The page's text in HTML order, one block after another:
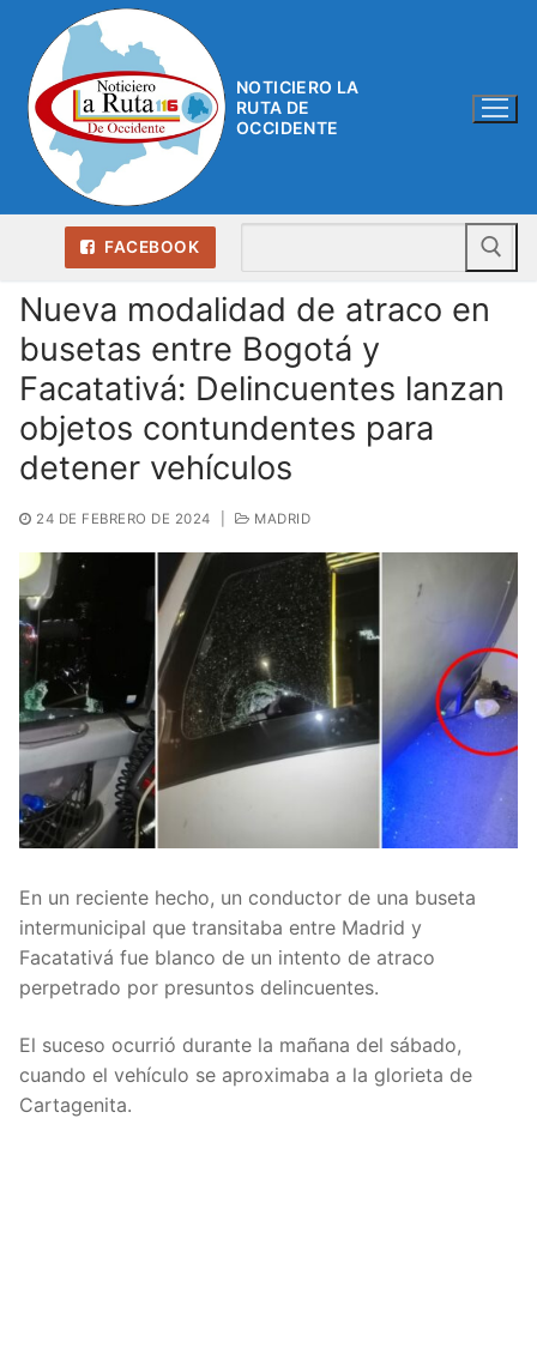
contenido
NOTICIERO LA
RUTA DE
OCCIDENTE
FACEBOOK
Nueva modalidad de atraco en
busetas entre Bogotá y
Facatativá: Delincuentes lanzan
objetos contundentes para
detener vehículos
24 DE FEBRERO DE 2024 MADRID
En un reciente hecho, un conductor de una buseta
intermunicipal que transitaba entre Madrid y
Facatativá fue blanco de un intento de atraco
perpetrado por presuntos delincuentes.
El suceso ocurrió durante la mañana del sábado,
cuando el vehículo se aproximaba a la glorieta de
Cartagenita.